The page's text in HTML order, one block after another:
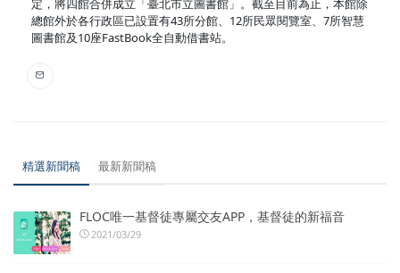
定，將四館合併成立「臺北市立圖書館」。截至目前為止，本館除
總館外於各行政區已設置有43所分館、12所民眾閱覽室、7所智慧
圖書館及10座FastBook全自動借書站。
精選新聞稿 最新新聞稿
FLOC唯一基督徒專屬交友APP，基督徒的新福音
2021/03/29